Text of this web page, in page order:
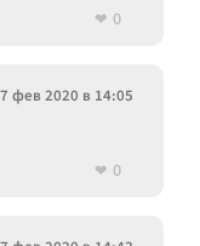
0
фев 2020 в 14:05
0